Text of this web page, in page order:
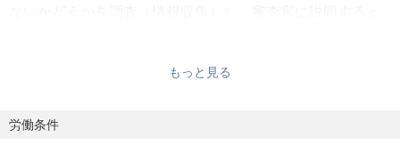
索する為の高度な検索システムを利用します）
【業務従事に必要な条件】
もっと見る
労働条件